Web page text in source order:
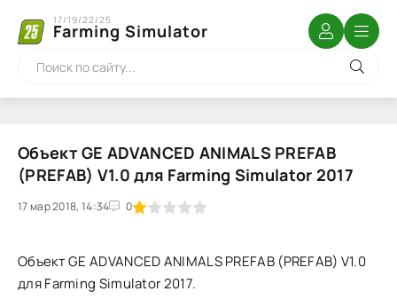
Farming Simulator
17/19/22/25
Объект GE ADVANCED ANIMALS PREFAB
(PREFAB) V1.0 для Farming Simulator 2017
17 мар 2018, 14:34 0
1 2 3 4 5
Объект GE ADVANCED ANIMALS PREFAB (PREFAB) V1.0
для Farming Simulator 2017.